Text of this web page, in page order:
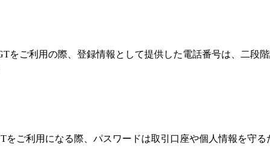
をご利用の際、登録情報として提供した電話番号は、二
をご利用になる際、パスワードは取引口座や個人情報を守